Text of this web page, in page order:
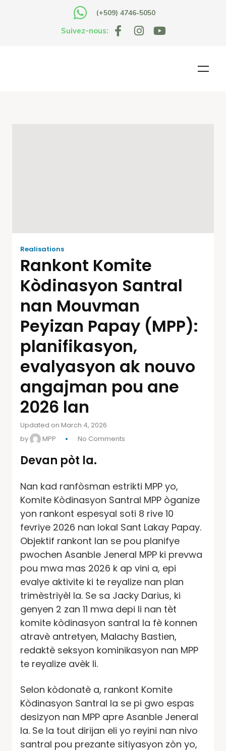
(+509) 4746-5050
Suivez-nous:
Realisations
Rankont Komite
Kòdinasyon Santral
nan Mouvman
Peyizan Papay (MPP):
planifikasyon,
evalyasyon ak nouvo
angajman pou ane
2026 lan
Updated on March 4, 2026
by
MPP No Comments
Devan pòt la.
Nan kad ranfòsman estrikti MPP yo,
Komite Kòdinasyon Santral MPP òganize
yon rankont espesyal soti 8 rive 10
fevriye 2026 nan lokal Sant Lakay Papay.
Objektif rankont lan se pou planifye
pwochen Asanble Jeneral MPP ki prevwa
pou mwa mas 2026 k ap vini a, epi
evalye aktivite ki te reyalize nan plan
trimèstriyèl la. Se sa Jacky Darius, ki
genyen 2 zan 11 mwa depi li nan tèt
komite kòdinasyon santral la fè konnen
atravè antretyen, Malachy Bastien,
redaktè seksyon kominikasyon nan MPP
te reyalize avèk li.
Selon kòdonatè a, rankont Komite
Kòdinasyon Santral la se pi gwo espas
desizyon nan MPP apre Asanble Jeneral
la. Se la tout dirijan eli yo reyini nan nivo
santral pou prezante sitiyasyon zòn yo,